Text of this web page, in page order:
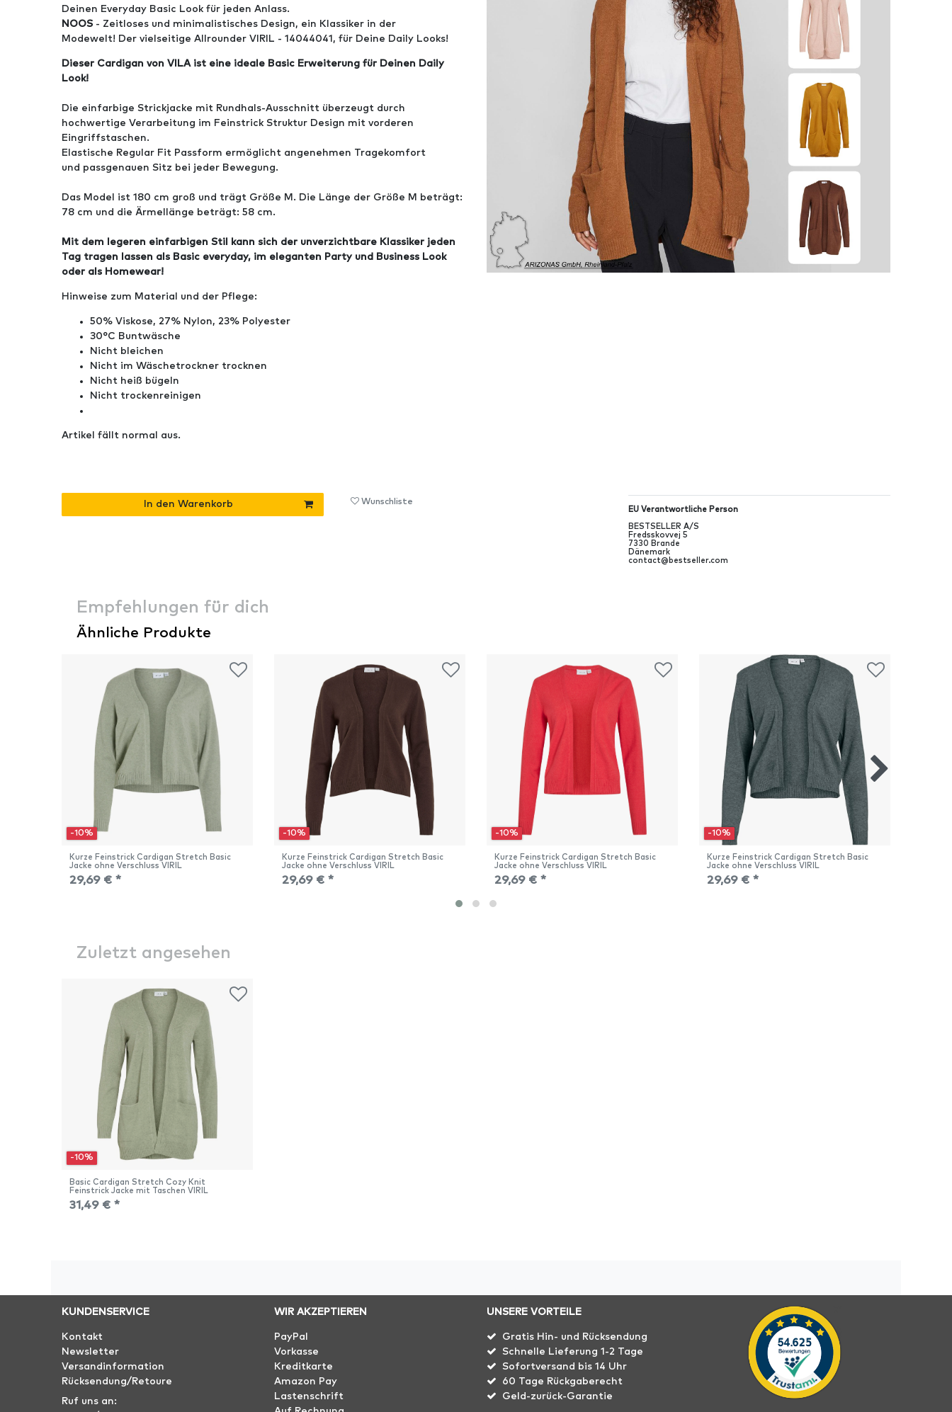
Deinen Everyday Basic Look für jeden Anlass.
NOOS - Zeitloses und minimalistisches Design, ein Klassiker in der
Modewelt! Der vielseitige Allrounder VIRIL - 14044041, für Deine Daily Looks!
Dieser Cardigan von VILA ist eine ideale Basic Erweiterung für Deinen Daily
Look!
Die einfarbige Strickjacke mit Rundhals-Ausschnitt überzeugt durch
hochwertige Verarbeitung im Feinstrick Struktur Design mit vorderen
Eingriffstaschen.
Elastische Regular Fit Passform ermöglicht angenehmen Tragekomfort
und passgenauen Sitz bei jeder Bewegung.
Das Model ist 180 cm groß und trägt Größe M. Die Länge der Größe M beträgt:
78 cm und die Ärmellänge beträgt: 58 cm.
Mit dem legeren einfarbigen Stil kann sich der unverzichtbare Klassiker jeden
Tag tragen lassen als Basic everyday, im eleganten Party und Business Look
oder als Homewear!
Hinweise zum Material und der Pflege:
50% Viskose, 27% Nylon, 23% Polyester
30°C Buntwäsche
Nicht bleichen
Nicht im Wäschetrockner trocknen
Nicht heiß bügeln
Nicht trockenreinigen
Artikel fällt normal aus.
In den Warenkorb Wunschliste
EU Verantwortliche Person
BESTSELLER A/S
Fredsskovvej 5
7330 Brande
Dänemark
contact@bestseller.com
Empfehlungen für dich
Ähnliche Produkte
-10%
Kurze Feinstrick Cardigan Stretch Basic
Jacke ohne Verschluss VIRIL
29,69 € *
-10%
Kurze Feinstrick Cardigan Stretch Basic
Jacke ohne Verschluss VIRIL
29,69 € *
-10%
Kurze Feinstrick Cardigan Stretch Basic
Jacke ohne Verschluss VIRIL
29,69 € *
-10%
Kurze Feinstrick Cardigan Stretch Basic
Jacke ohne Verschluss VIRIL
29,69 € *
Zuletzt angesehen
-10%
Basic Cardigan Stretch Cozy Knit
Feinstrick Jacke mit Taschen VIRIL
31,49 € *
KUNDENSERVICE
Kontakt
Newsletter
Versandinformation
Rücksendung/Retoure
Ruf uns an:
WIR AKZEPTIEREN
PayPal
Vorkasse
Kreditkarte
Amazon Pay
Lastenschrift
UNSERE VORTEILE
Gratis Hin- und Rücksendung
Schnelle Lieferung 1-2 Tage
Sofortversand bis 14 Uhr
60 Tage Rückgaberecht
Geld-zurück-Garantie